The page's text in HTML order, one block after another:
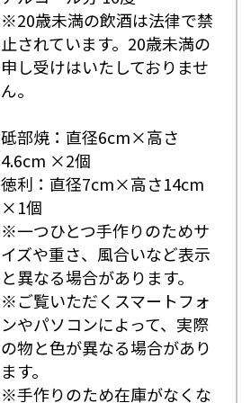
※20歳未満の飲酒は法律で禁
止されています。20歳未満の
申し受けはいたしておりませ
ん。
砥部焼：直径6cm×高さ
4.6cm ×2個
徳利：直径7cm×高さ14cm
×1個
※一つひとつ手作りのためサ
イズや重さ、風合いなど表示
と異なる場合があります。
※ご覧いただくスマートフォ
ンやパソコンによって、実際
の物と色が異なる場合があり
ます。
※手作りのため在庫がなくな